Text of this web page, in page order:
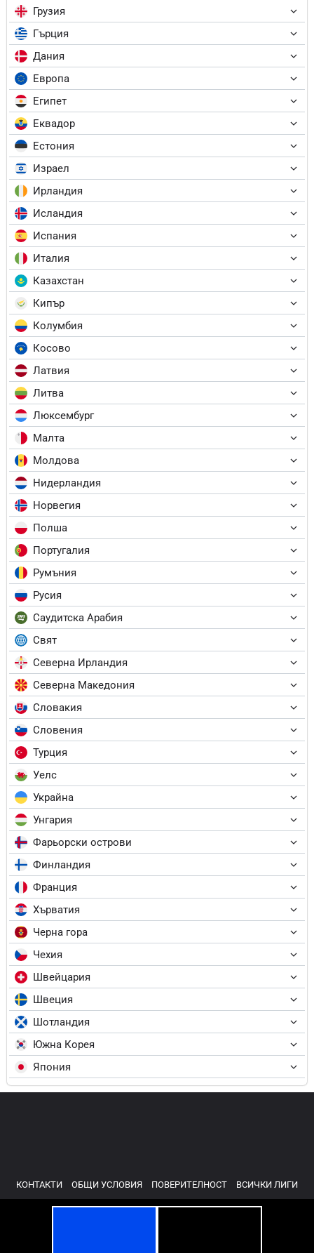
Грузия
Гърция
Дания
Европа
Египет
Еквадор
Естония
Израел
Ирландия
Исландия
Испания
Италия
Казахстан
Кипър
Колумбия
Косово
Латвия
Литва
Люксембург
Малта
Молдова
Нидерландия
Норвегия
Полша
Португалия
Румъния
Русия
Саудитска Арабия
Свят
Северна Ирландия
Северна Македония
Словакия
Словения
Турция
Уелс
Украйна
Унгария
Фарьорски острови
Финландия
Франция
Хърватия
Черна гора
Чехия
Швейцария
Швеция
Шотландия
Южна Корея
Япония
КОНТАКТИ ОБЩИ УСЛОВИЯ ПОВЕРИТЕЛНОСТ ВСИЧКИ ЛИГИ